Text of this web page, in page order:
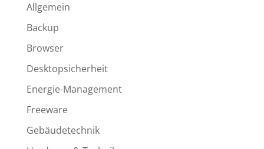
Allgemein
Backup
Browser
Desktopsicherheit
Energie-Management
Freeware
Gebäudetechnik